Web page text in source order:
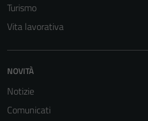
Turismo
Vita lavorativa
NOVITÀ
Notizie
Comunicati